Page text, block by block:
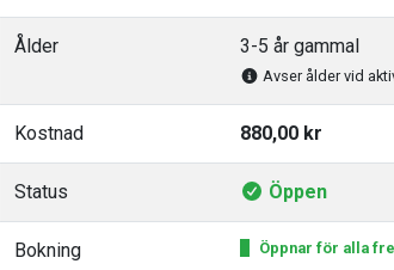
Ålder 3-5 år gammal
Avser ålder vid
Kostnad 880,00 kr
Status Öppen
Bokning
Öppnar för alla fre